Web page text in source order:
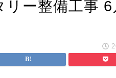
ー整備工事